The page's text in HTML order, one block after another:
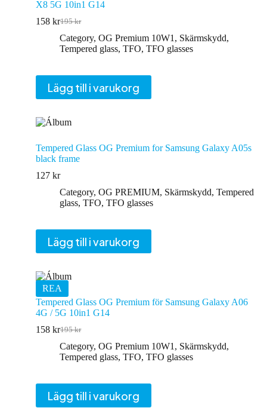
X8 5G 10in1 G14
195kr
Det
ursprungliga
priset
158 krDet
nuvarande
priset
Category, OG Premium 10W1 , Skärmskydd,
Tempered glass, TFO, TFO glasses
Lägg till i varukorg
Tempered Glass OG Premium for Samsung Galaxy A05s
black frame
127 kr
Category, OG PREMIUM, Skärmskydd, Tempered
glass, TFO, TFO glasses
Lägg till i varukorg
REA
Tempered Glass OG Premium för Samsung Galaxy A06
4G / 5G 10in1 G14
195kr
Det
ursprungliga
priset
158 krDet
nuvarande
priset
Category, OG Premium 10W1 , Skärmskydd,
Tempered glass, TFO, TFO glasses
Lägg till i varukorg